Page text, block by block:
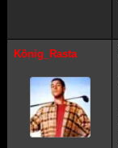
König_Rasta